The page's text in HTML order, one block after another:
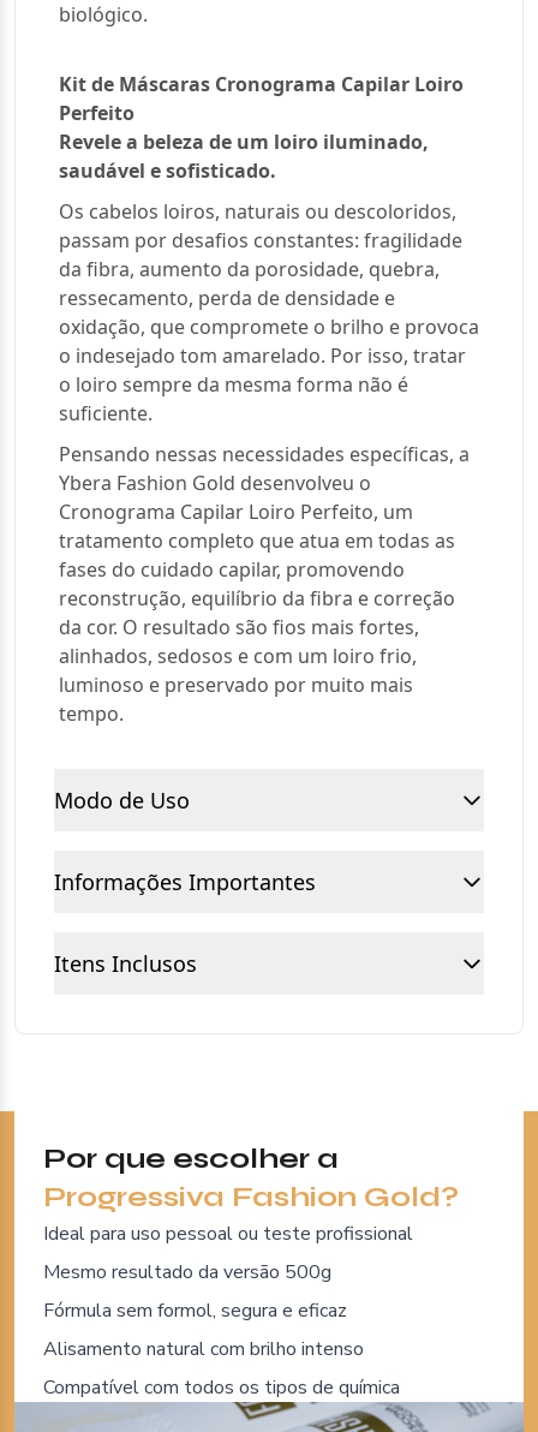
biológico.
Kit de Máscaras Cronograma Capilar Loiro
Perfeito
Revele a beleza de um loiro iluminado,
saudável e sofisticado.
Os cabelos loiros, naturais ou descoloridos,
passam por desafios constantes: fragilidade
da fibra, aumento da porosidade, quebra,
ressecamento, perda de densidade e
oxidação, que compromete o brilho e provoca
o indesejado tom amarelado. Por isso, tratar
o loiro sempre da mesma forma não é
suficiente.
Pensando nessas necessidades específicas, a
Ybera Fashion Gold desenvolveu o
Cronograma Capilar Loiro Perfeito, um
tratamento completo que atua em todas as
fases do cuidado capilar, promovendo
reconstrução, equilíbrio da fibra e correção
da cor. O resultado são fios mais fortes,
alinhados, sedosos e com um loiro frio,
luminoso e preservado por muito mais
tempo.
Modo de Uso
Informações Importantes
Itens Inclusos
Por que escolher a
Progressiva Fashion Gold?
Ideal para uso pessoal ou teste profissional
Mesmo resultado da versão 500g
Fórmula sem formol, segura e eficaz
Alisamento natural com brilho intenso
Compatível com todos os tipos de química